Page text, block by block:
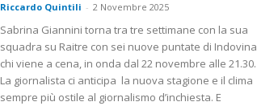
Riccardo Quintili - 2 Novembre 2025
Sabrina Giannini torna tra tre settimane con la sua
squadra su Raitre con sei nuove puntate di Indovina
chi viene a cena, in onda dal 22 novembre alle 21.30.
La giornalista ci anticipa la nuova stagione e il clima
sempre più ostile al giornalismo d’inchiesta. E